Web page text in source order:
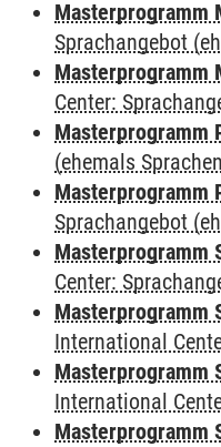
Masterprogramm
Sprachangebot
Masterprogramm
Center:
Masterprogramm
(ehemals
Masterprogramm
Sprachangebot
Masterprogramm
Center:
Masterprogramm
International
Masterprogramm
International
Masterprogramm